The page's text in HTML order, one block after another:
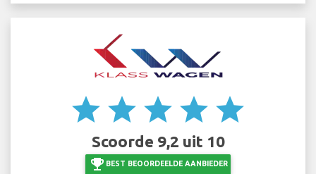
star star star star star
Scoorde 9,2 uit 10
emoji_events BEST BEOORDEELDE AANBIEDER